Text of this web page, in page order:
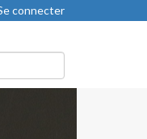
connecter